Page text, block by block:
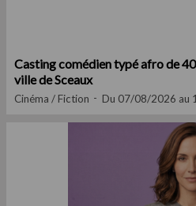
Casting comédien typé afro de
ville de Sceaux
Cinéma / Fiction Du 07/08/2026 au